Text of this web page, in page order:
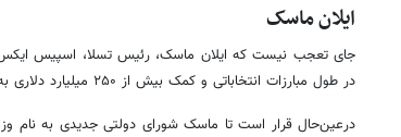
ایلان ماسک
جای تعجب نیست که ایلان ماسک، رئیس تسلا، اسپیس
در طول مبارزات انتخاباتی و کمک بیش از ۲۵۰ میلیارد دلاری به او، در مراسم تحلیفش نیز شرکت کند.